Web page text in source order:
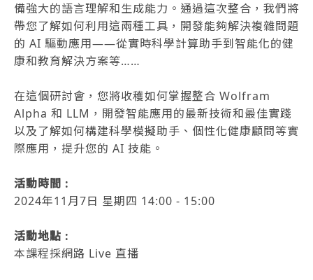
備強大的語言理解和生成能力。通過這次整合，我們將
帶您了解如何利用這兩種工具，開發能夠解決複雜問題
的 AI 驅動應用——從實時科學計算助手到智能化的健
康和教育解決方案等……
在這個研討會，您將收穫如何掌握整合 Wolfram
Alpha 和 LLM，開發智能應用的最新技術和最佳實踐
以及了解如何構建科學模擬助手、個性化健康顧問等實
際應用，提升您的 AI 技能。
活動時間 :
2024年11月7日 星期四 14:00 - 15:00
活動地點 :
本課程採網路 Live 直播